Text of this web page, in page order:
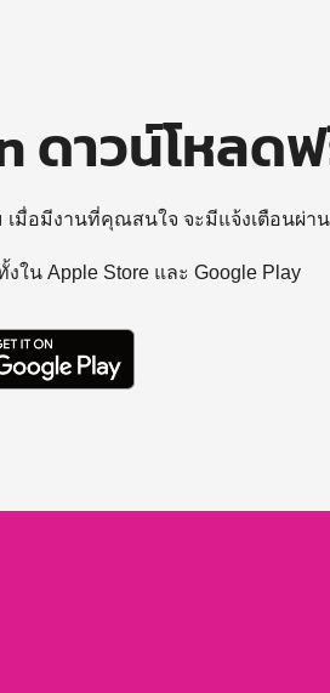
ดาวน์โหลด
เมื่อมีงานที่คุณสนใจ จะมีแจ้งเตือนผ่
ใน Apple Store และ Google Play